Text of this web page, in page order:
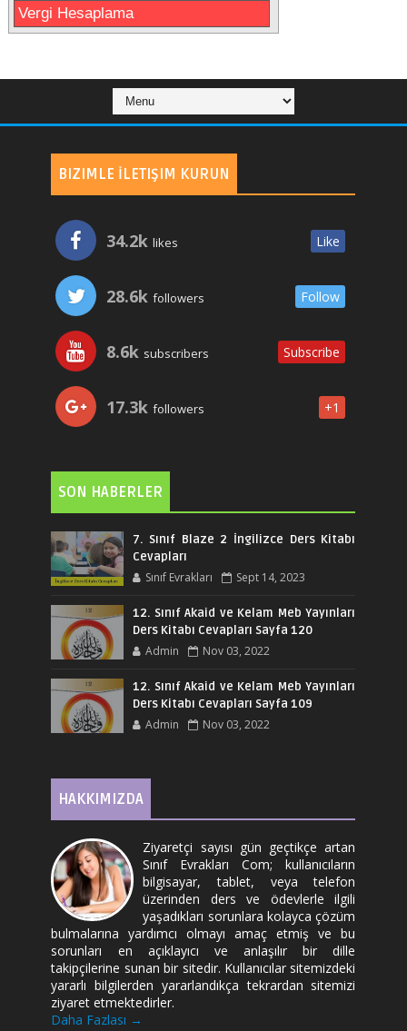
Vergi Hesaplama
BIZIMLE İLETIŞIM KURUN
34.2k likes Like
28.6k followers Follow
8.6k subscribers Subscribe
17.3k followers +1
SON HABERLER
7. Sınıf Blaze 2 İngilizce Ders Kitabı
Cevapları
Sınıf Evrakları Sept 14, 2023
12. Sınıf Akaid ve Kelam Meb Yayınları
Ders Kitabı Cevapları Sayfa 120
Admin Nov 03, 2022
12. Sınıf Akaid ve Kelam Meb Yayınları
Ders Kitabı Cevapları Sayfa 109
Admin Nov 03, 2022
HAKKIMIZDA
Ziyaretçi sayısı gün geçtikçe artan
Sınıf Evrakları Com; kullanıcıların
bilgisayar, tablet, veya telefon
üzerinden ders ve ödevlerle ilgili
yaşadıkları sorunlara kolayca çözüm
bulmalarına yardımcı olmayı amaç etmiş ve bu
sorunları en açıklayıcı ve anlaşılır bir dille
takipçilerine sunan bir sitedir. Kullanıcılar sitemizdeki
yararlı bilgilerden yararlandıkça tekrardan sitemizi
ziyaret etmektedirler.
Daha Fazlası →